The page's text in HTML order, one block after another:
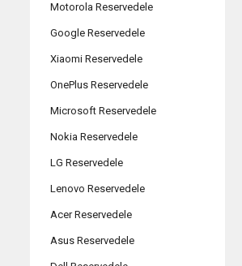
Motorola Reservedele
Google Reservedele
Xiaomi Reservedele
OnePlus Reservedele
Microsoft Reservedele
Nokia Reservedele
LG Reservedele
Lenovo Reservedele
Acer Reservedele
Asus Reservedele